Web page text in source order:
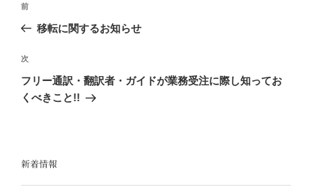
ビ
ゲ
ー
前
の
稿
前
移転に関するお知らせ
次
の
投
次
フリー通訳・翻訳者・ガイドが業務受注に際し知ってお
くべきこと!!
新着情報